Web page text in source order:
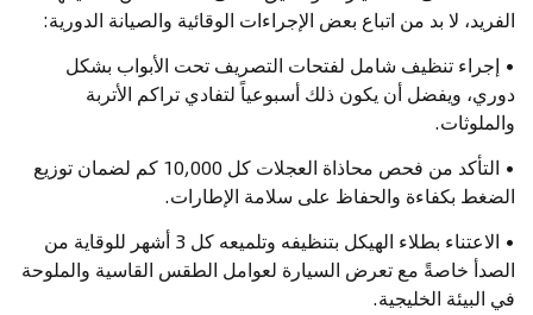
الفريد، لا بد من اتباع بعض الإجراءات الوقائية والصيانة الدورية:
• إجراء تنظيف شامل لفتحات التصريف تحت الأبواب بشكل
دوري، ويفضل أن يكون ذلك أسبوعياً لتفادي تراكم الأتربة
والملوثات.
• التأكد من فحص محاذاة العجلات كل 10,000 كم لضمان توزيع
الضغط بكفاءة والحفاظ على سلامة الإطارات.
• الاعتناء بطلاء الهيكل بتنظيفه وتلميعه كل 3 أشهر للوقاية من
الصدأ خاصةً مع تعرض السيارة لعوامل الطقس القاسية والملوحة
في البيئة الخليجية.